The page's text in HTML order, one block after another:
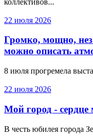
22 июля 2026
Громко, мощно,
можно описать
8 июля прогремела
22 июля 2026
Мой город - сердце
В честь юбилея города